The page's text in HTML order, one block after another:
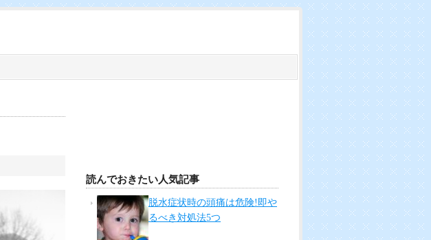
読んでおきたい人気記事
脱水症状時の頭痛は危険!即や
るべき対処法5つ